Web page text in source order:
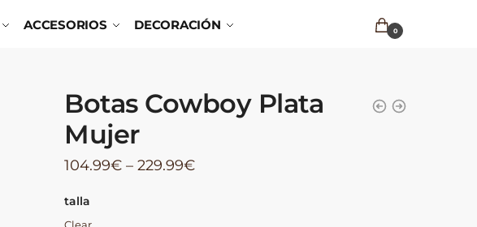
ACCESORIOS DECORACIÓN 0
Botas Cowboy Plata
Mujer
104.99€ –229.99€
talla
Clear